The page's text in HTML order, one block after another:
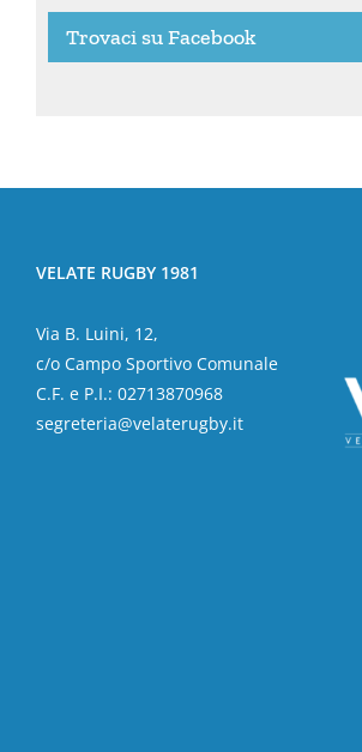
Trovaci su Facebook
VELATE RUGBY 1981
Via B. Luini, 12,
c/o Campo Sportivo Comunale
C.F. e P.I.: 02713870968
segreteria@velaterugby.it